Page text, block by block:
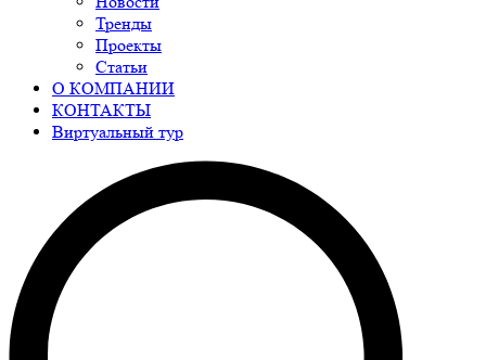
Тренды
Проекты
Статьи
О КОМПАНИИ
КОНТАКТЫ
Виртуальный тур